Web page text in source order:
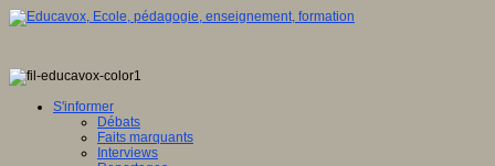
S'informer
Débats
Faits marquants
Interviews